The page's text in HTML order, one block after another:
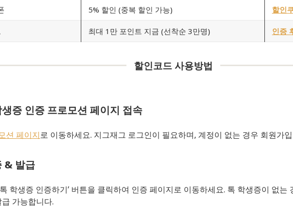
5% 할인 (중복 할인 가능) 할인
최대 1만 포인트 지금 (선착순 3만명) 인증
할인코드 사용방법
증 인증 프로모션 페이지 접속
션 페이지로 이동하세요. 지그재그 로그인이 필요하며, 계정이 없는 경우 회원가
& 발급
학생증 인증하기’ 버튼을 클릭하여 인증 페이지로 이동하세요. 톡 학생증이 없
가능합니다.